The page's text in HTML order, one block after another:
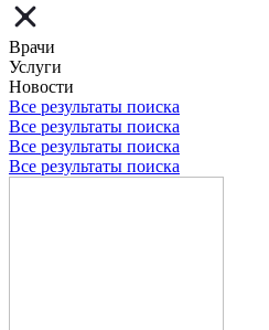
Врачи
Услуги
Новости
Все результаты поиска
Все результаты поиска
Все результаты поиска
Все результаты поиска